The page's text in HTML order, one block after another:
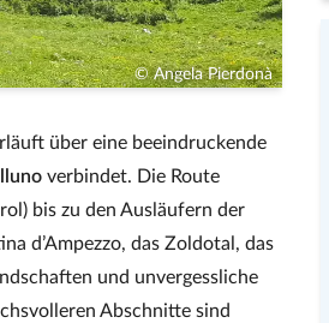
© Angela Pierdonà
über eine beeindruckende
verbindet. Die Route
bis zu den Ausläufern der
d’Ampezzo, das Zoldotal, das
und unvergessliche
Abschnitte sind